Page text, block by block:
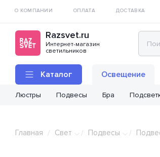
О КОМПАНИИ ОПЛАТА ДОСТАВКА
Razsvet.ru
Интернет-магазин
светильников
Каталог Освещение
Люстры Подвесы Бра
Главная / Свет / Подвесы /